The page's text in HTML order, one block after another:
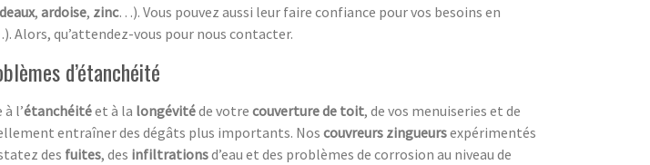
, ardoise, zinc…). Vous pouvez aussi leur faire confiance pour vos besoins en
Alors, qu’attendez-vous pour nous contacter.
d’étanchéité
l’étanchéitéet à la longévitéde votre couverture de toit, de vos menuiseries et de
entraîner des dégâts plus importants. Noscouvreurs zingueursexpérimentés
des fuites, des infiltrationsd’eau et des problèmes de corrosion au niveau de